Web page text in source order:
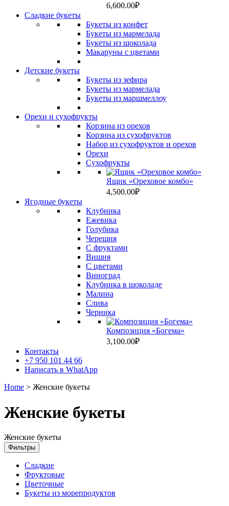
6,600.00₽
Сладкие букеты
Букеты из конфет
Букеты из мармелада
Букеты из шоколада
Макаруны с цветами
Детские букеты
Букеты из зефира
Букеты из мармелада
Букеты из маршмеллоу
Орехи и сухофрукты
Корзина из орехов
Корзина из сухофруктов
Набор из сухофруктов и орехов
Орехи
Сухофрукты
Ящик «Ореховое комбо»
4,500.00₽
Ягодные букеты
Клубника
Ежевика
Голубика
Черешня
С фруктами
Вишня
C цветами
Виноград
Клубника в шоколаде
Малина
Слива
Черника
Композиция «Богема»
3,100.00₽
Контакты
+7 950 101 44 66
Написать в WhatApp
Home > Женские букеты
Женские букеты
Женские букеты
Фильтры
Сладкие
Фруктовые
Цветочные
Букеты из морепродуктов